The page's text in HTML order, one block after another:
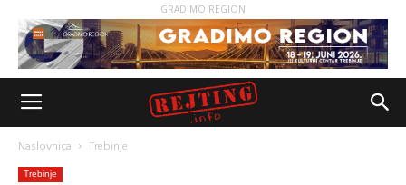
GRADIMO REGION
Naslovnica Trebinje
Trebinje